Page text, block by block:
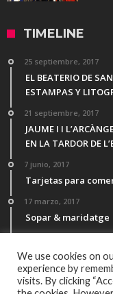
TIMELINE
25 septiembre, 2017
EL BEATERIO DE
ESTAMPAS Y
21 septiembre, 2017
JAUME I I
EN LA TARDOR DE
7 junio, 2017
Tarjetas para
17 marzo, 2017
Sopar & maridatge
Menú Desgutación
We use cookies on
experience by
visits. By clicking